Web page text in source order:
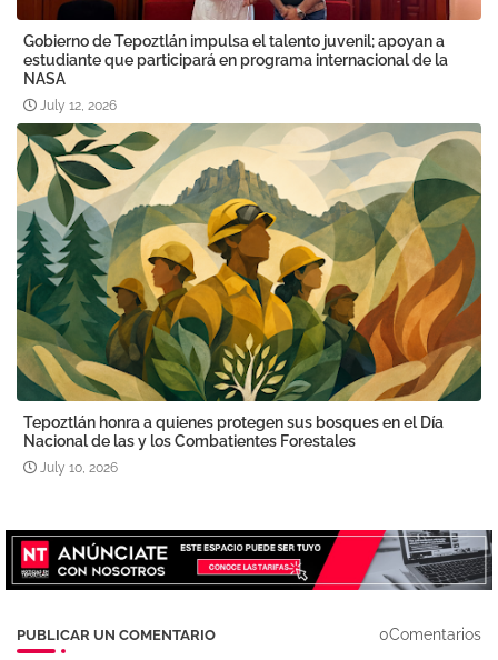
Gobierno de Tepoztlán impulsa el talento juvenil; apoyan a
estudiante que participará en programa internacional de la
NASA
July 12, 2026
Tepoztlán honra a quienes protegen sus bosques en el Día
Nacional de las y los Combatientes Forestales
July 10, 2026
PUBLICAR UN COMENTARIO 0Comentarios